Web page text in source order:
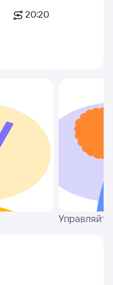
20:20